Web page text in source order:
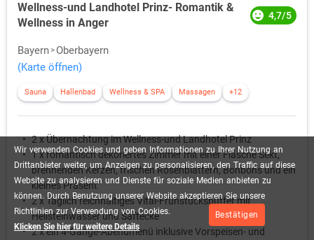
Wir verwenden Cookies und geben Informationen zu Ihrer Nutzung an
Drittanbieter weiter, um Anzeigen zu personalisieren, den Traffic auf diese
Website zu analysieren und Dienste für soziale Medien anbieten zu
können. Durch Benutzung unserer Website akzeptieren Sie unsere
Richtlinien zur Verwendung von Cookies.
Klicken Sie hier für weitere Details
Bestätigen
Wellness-und Landhotel Prinz- Romantik &
Wellness in Anger
4,7/5
Bayern
Oberbayern
(Karte öffnen)
Sauna Hallenbad Wellness & SPA Massagen +12
2 x Übernachtung im Wellness-und Landhotel Prinz
1 x romantisch dekoriertes Zimmer mit einer Flasche Sekt,
brennenden Kerzen, frischen Rosenblättern, Bonbons und ein
kleines Präsent
2 x Täglich reichhaltiges Vital-Frühstücksbüffet mit
Heilsteinwasser und Saftecke
2 x ein 4-Gänge-Abendmenü inklusive Vorspeisen- und